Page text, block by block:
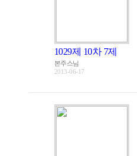
1029제 10차 7제
본주스님
2013-06-17